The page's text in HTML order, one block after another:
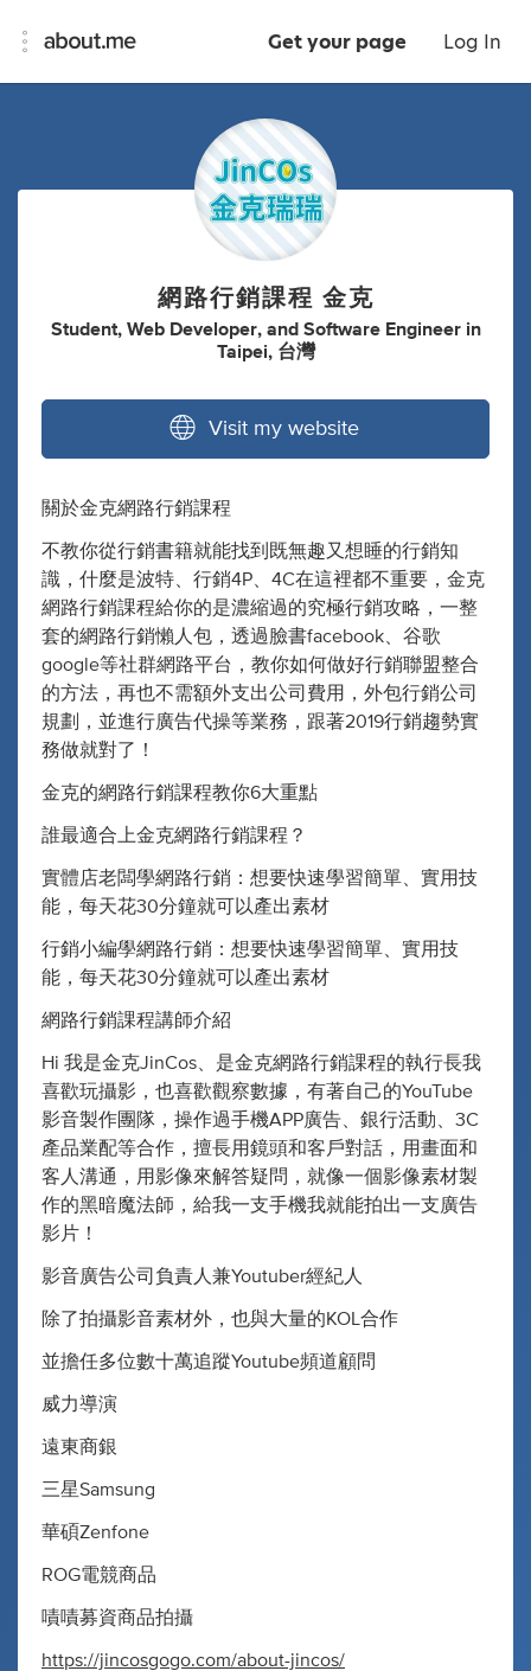
Get your page Log In
網路行銷課程 金克
Student, Web Developer, and Software Engineer in
Taipei, 台灣
Visit my website
關於金克網路行銷課程
不教你從行銷書籍就能找到既無趣又想睡的行銷知
識，什麼是波特、行銷4P、4C在這裡都不重要，金克
網路行銷課程給你的是濃縮過的究極行銷攻略，一整
套的網路行銷懶人包，透過臉書facebook、谷歌
google等社群網路平台，教你如何做好行銷聯盟整合
的方法，再也不需額外支出公司費用，外包行銷公司
規劃，並進行廣告代操等業務，跟著2019行銷趨勢實
務做就對了！
金克的網路行銷課程教你6大重點
誰最適合上金克網路行銷課程？
實體店老闆學網路行銷：想要快速學習簡單、實用技
能，每天花30分鐘就可以產出素材
行銷小編學網路行銷：想要快速學習簡單、實用技
能，每天花30分鐘就可以產出素材
網路行銷課程講師介紹
Hi 我是金克JinCos、是金克網路行銷課程的執行長我
喜歡玩攝影，也喜歡觀察數據，有著自己的YouTube
影音製作團隊，操作過手機APP廣告、銀行活動、3C
產品業配等合作，擅長用鏡頭和客戶對話，用畫面和
客人溝通，用影像來解答疑問，就像一個影像素材製
作的黑暗魔法師，給我一支手機我就能拍出一支廣告
影片！
影音廣告公司負責人兼Youtuber經紀人
除了拍攝影音素材外，也與大量的KOL合作
並擔任多位數十萬追蹤Youtube頻道顧問
威力導演
遠東商銀
三星Samsung
華碩Zenfone
ROG電競商品
嘖嘖募資商品拍攝
https://jincosgogo.com/about-jincos/